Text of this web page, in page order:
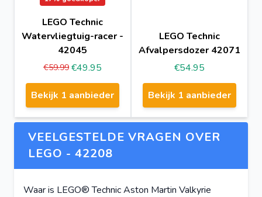
LEGO Technic
Watervliegtuig-racer -
42045
€59.99 €49.95
Bekijk 1 aanbieder
LEGO Technic
Afvalpersdozer 42071
€54.95
Bekijk 1 aanbieder
VEELGESTELDE VRAGEN OVER
LEGO - 42208
Waar is LEGO® Technic Aston Martin Valkyrie